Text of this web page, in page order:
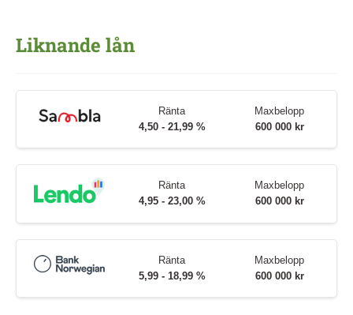
Liknande lån
Ränta
4,50 - 21,99 %
Maxbelopp
600 000 kr
Ränta
4,95 - 23,00 %
Maxbelopp
600 000 kr
Ränta
5,99 - 18,99 %
Maxbelopp
600 000 kr